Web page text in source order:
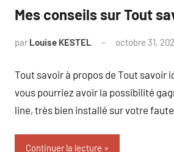
Mes conseils sur Tout
par Louise KESTEL octobre 31,
Tout savoir à propos de Tout savoir
vous pourriez avoir la possibilité
line, très bien installé sur votre
Continuer la lecture